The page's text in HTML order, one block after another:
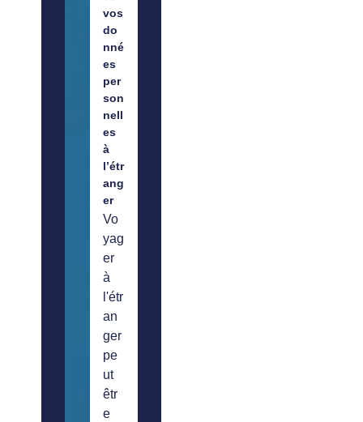
vos
do
nné
es
per
son
nell
es
à
l’étr
ang
er
Vo
yag
er
à
l'étr
an
ger
pe
ut
êtr
e